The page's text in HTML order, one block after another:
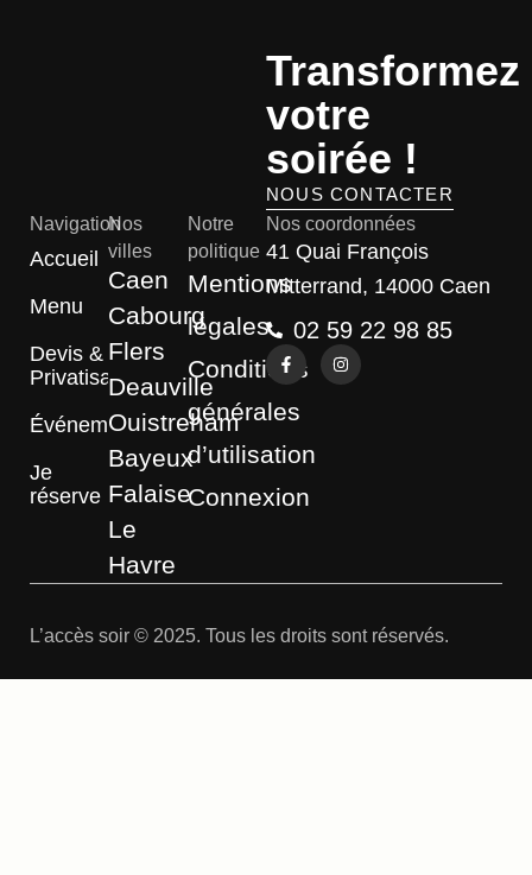
Transformez
votre
soirée !
NOUS CONTACTER
Navigation
Accueil
Menu
Devis &
Privatisation
Événements
Je
réserve
Nos
villes
Caen
Cabourg
Flers
Deauville
Ouistreham
Bayeux
Falaise
Le
Havre
Notre
politique
Mentions
légales
Conditions
générales
d’utilisation
Connexion
Nos coordonnées
41 Quai François
Mitterrand, 14000 Caen
02 59 22 98 85
L’accès soir © 2025. Tous les droits sont réservés.